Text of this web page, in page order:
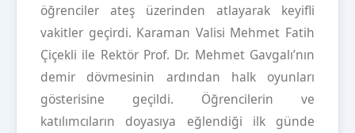
öğrenciler ateş üzerinden atlayarak keyifli
vakitler geçirdi. Karaman Valisi Mehmet Fatih
Çiçekli ile Rektör Prof. Dr. Mehmet Gavgalı’nın
demir dövmesinin ardından halk oyunları
gösterisine geçildi. Öğrencilerin ve
katılımcıların doyasıya eğlendiği ilk günde